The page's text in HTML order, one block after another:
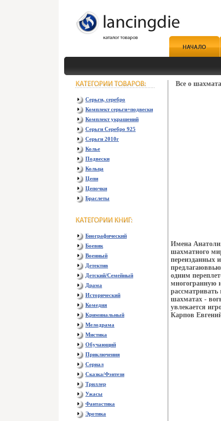
Серьги, серебро
Комплект серьги+подвески
Комплект украшений
Серьги Серебро 925
Серьги 2010г
Колье
Подвески
Кольца
Цепи
Цепочки
Браслеты
Биографический
Боевик
Военный
Детектив
Детский/Семейный
Драма
Исторический
Комедия
Криминальный
Мелодрама
Мистика
Обучающий
Приключения
Сериал
Сказка/Фэнтези
Триллер
Ужасы
Фантастика
Эротика
Все о
Имена
шахматного
переизданных
одним
многогранную
шахматах -
увлекается
Карпов